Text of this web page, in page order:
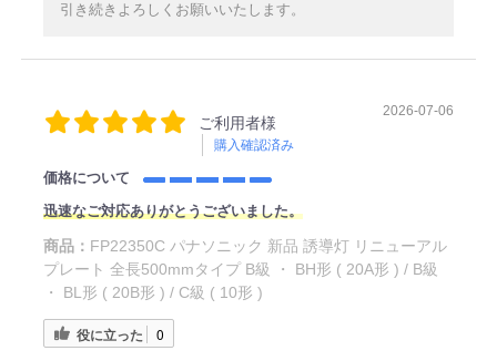
引き続きよろしくお願いいたします。
ご利用者様
購入確認済み
2026-07-06
価格について
迅速なご対応ありがとうございました。
商品： FP22350C パナソニック 新品 誘導灯 リニューアル
プレート 全長500mmタイプ B級 ・ BH形 ( 20A形 ) / B級
・ BL形 ( 20B形 ) / C級 ( 10形 )
役に立った 0